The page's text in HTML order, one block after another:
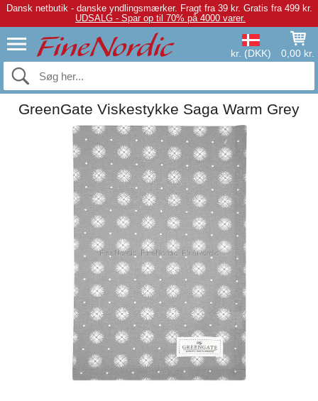
Dansk netbutik - danske yndlingsmærker. Fragt fra 39 kr. Gratis fra 499 kr.
UDSALG - Spar op til 70% på 4000 varer.
kr. (DKK) 0,00 kr.
GreenGate Viskestykke Saga Warm Grey